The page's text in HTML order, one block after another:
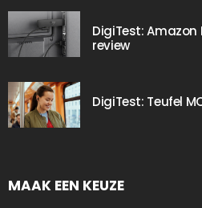
DigiTest: Amazon
review
DigiTest: Teufel
MAAK EEN KEUZE